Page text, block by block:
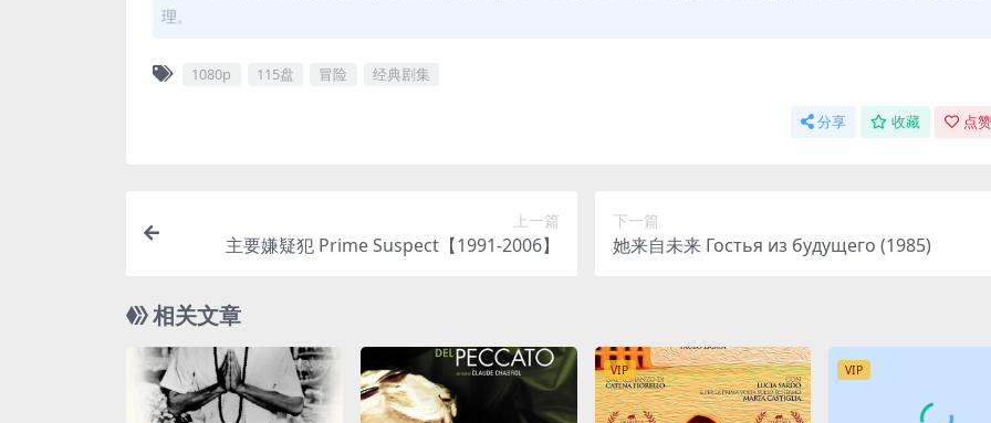
理。
1080p 115盘 冒险 经典剧集
分享 收藏 点
上一篇
主要嫌疑犯 Prime Suspect【1991-2006】
下一篇
她来自未来 Гостья из будущего (1985)
相关文章
VIP VIP